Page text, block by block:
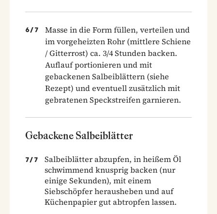
6/ 7
Masse in die Form füllen, verteilen und
im vorgeheizten Rohr (mittlere Schiene
/ Gitterrost) ca. 3/4 Stunden backen.
Auflauf portionieren und mit
gebackenen Salbeiblättern (siehe
Rezept) und eventuell zusätzlich mit
gebratenen Speckstreifen garnieren.
Gebackene Salbeiblätter
7/ 7
Salbeiblätter abzupfen, in heißem Öl
schwimmend knusprig backen (nur
einige Sekunden), mit einem
Siebschöpfer herausheben und auf
Küchenpapier gut abtropfen lassen.